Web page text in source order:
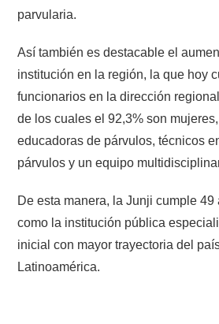
parvularia.
Así también es destacable el
institución en la región, la que hoy
funcionarios en la dirección
de los cuales el 92,3% son
educadoras de párvulos, técnicos
párvulos y un equipo
De esta manera, la Junji cumple
como la institución pública
inicial con mayor trayectoria del
Latinoamérica.